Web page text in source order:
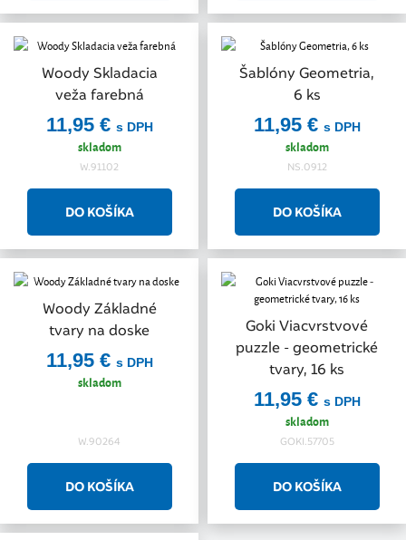
Woody Skladacia
veža farebná
11,95 € s DPH
skladom
W.91102
Šablóny Geometria,
6 ks
11,95 € s DPH
skladom
NS.0912
Woody Základné
tvary na doske
11,95 € s DPH
skladom
W.90264
Goki Viacvrstvové
puzzle - geometrické
tvary, 16 ks
11,95 € s DPH
skladom
GOKI.57705